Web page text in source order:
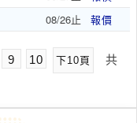
08/26止 報價
9 10 下10頁
共